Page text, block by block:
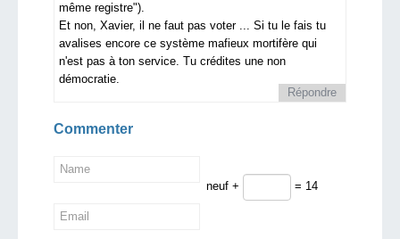
même registre").
Et non, Xavier, il ne faut pas voter ... Si tu le fais tu
avalises encore ce système mafieux mortifère qui
n'est pas à ton service. Tu crédites une non
démocratie.
Répondre
Commenter
neuf + = 14